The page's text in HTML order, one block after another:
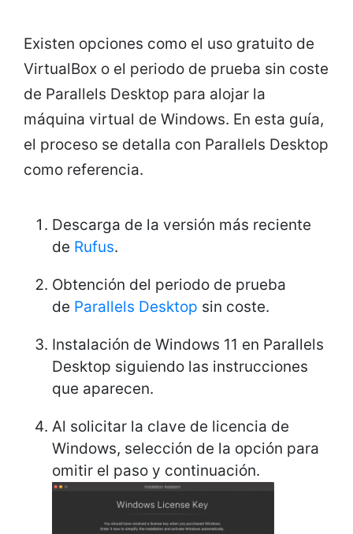
Existen opciones como el uso gratuito de
VirtualBox o el periodo de prueba sin coste
de Parallels Desktop para alojar la
máquina virtual de Windows. En esta guía,
el proceso se detalla con Parallels Desktop
como referencia.
Descarga de la versión más reciente
de Rufus.
Obtención del periodo de prueba
de Parallels Desktop sin coste.
Instalación de Windows 11 en Parallels
Desktop siguiendo las instrucciones
que aparecen.
Al solicitar la clave de licencia de
Windows, selección de la opción para
omitir el paso y continuación.